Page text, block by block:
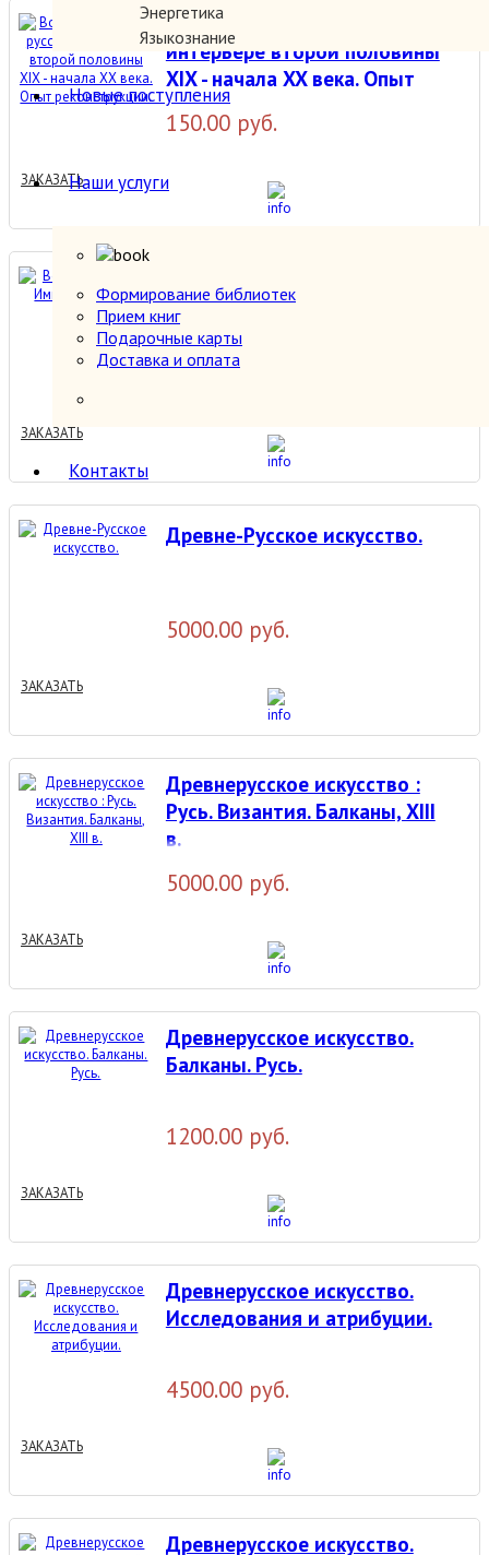
Энергетика
Языкознание
Новые поступления
Наши услуги
Формирование библиотек
Прием книг
Подарочные карты
Доставка и оплата
Контакты
Восточная тема в русском
интерьере второй половины
XIX - начала XX века. Опыт
реконструкции.
150.00 руб.
ЗАКАЗАТЬ
Импрессионизм.
300.00 руб.
ЗАКАЗАТЬ
Древне-Русское искусство.
5000.00 руб.
ЗАКАЗАТЬ
Древнерусское искусство :
Русь. Византия. Балканы, XIII
в.
5000.00 руб.
ЗАКАЗАТЬ
Древнерусское искусство.
Балканы. Русь.
1200.00 руб.
ЗАКАЗАТЬ
Древнерусское искусство.
Исследования и атрибуции.
4500.00 руб.
ЗАКАЗАТЬ
Древнерусское искусство.